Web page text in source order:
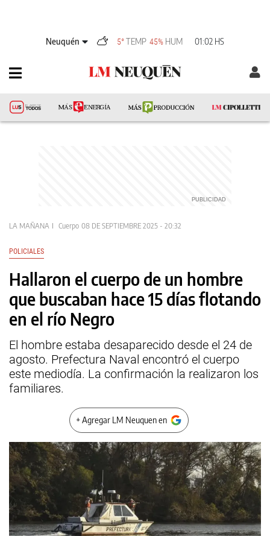
Neuquén 5° TEMP 45% HUM 01:02 HS
LA MAÑANA Cuerpo 08 DE SEPTIEMBRE 2025 - 20:32
POLICIALES
Hallaron el cuerpo de un hombre
que buscaban hace 15 días flotando
en el río Negro
El hombre estaba desaparecido desde el 24 de
agosto. Prefectura Naval encontró el cuerpo
este mediodía. La confirmación la realizaron los
familiares.
+ Agregar LM Neuquen en